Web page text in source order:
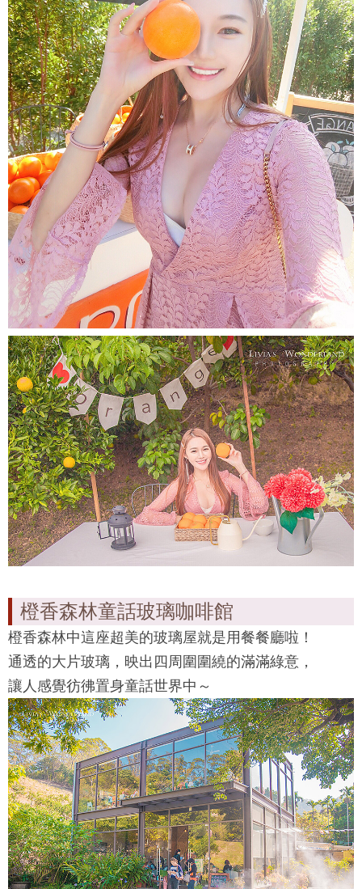
橙香森林童話玻璃咖啡館
橙香森林中這座超美的玻璃屋就是用餐餐廳啦！
通透的大片玻璃，映出四周圍圍繞的滿滿綠意，
讓人感覺彷彿置身童話世界中～